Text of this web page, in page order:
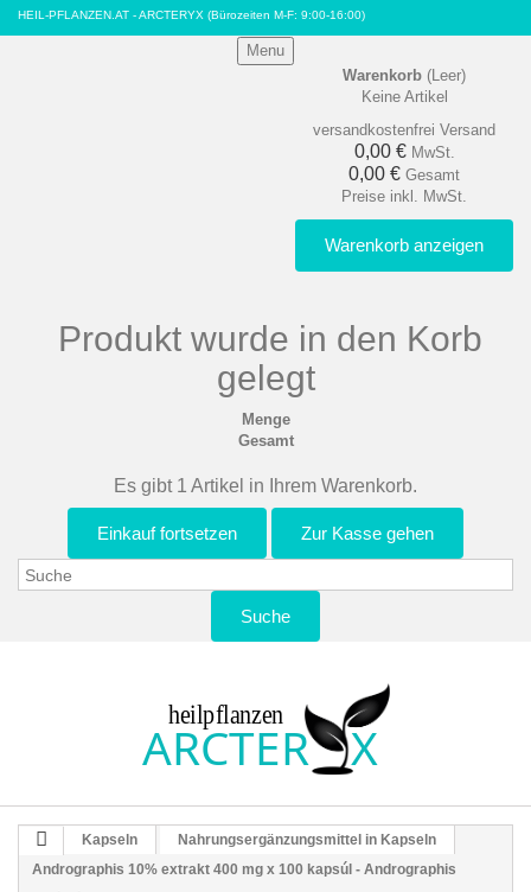
HEIL-PFLANZEN.AT - ARCTERYX (Bürozeiten M-F: 9:00-16:00)
Menu
Warenkorb (Leer)
Keine Artikel
versandkostenfrei Versand
0,00 € MwSt.
0,00 € Gesamt
Preise inkl. MwSt.
Warenkorb anzeigen
Produkt wurde in den Korb
gelegt
Menge
Gesamt
Es gibt 1 Artikel in Ihrem Warenkorb.
Einkauf fortsetzen Zur Kasse gehen
Suche
Kapseln
Nahrungsergänzungsmittel in Kapseln
Andrographis 10% extrakt 400 mg x 100 kapsúl - Andrographis